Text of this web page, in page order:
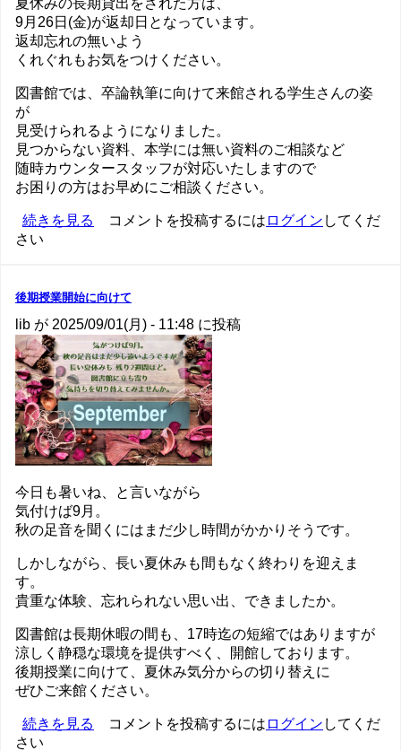
夏休みの長期貸出をされた方は、
9月26日(金)が返却日となっています。
返却忘れの無いよう
くれぐれもお気をつけください。
図書館では、卒論執筆に向けて来館される学生さんの姿
が
見受けられるようになりました。
見つからない資料、本学には無い資料のご相談など
随時カウンタースタッフが対応いたしますので
お困りの方はお早めにご相談ください。
秋
の
の
続きを見る コメントを投稿するには ログイン してくだ
さい
後期授業開始に向けて
lib が 2025/09/01(月) - 11:48 に投稿
今日も暑いね、と言いながら
気付けば9月。
秋の足音を聞くにはまだ少し時間がかかりそうです。
しかしながら、長い夏休みも間もなく終わりを迎えま
す。
貴重な体験、忘れられない思い出、できましたか。
図書館は長期休暇の間も、17時迄の短縮ではありますが
涼しく静穏な環境を提供すべく、開館しております。
後期授業に向けて、夏休み気分からの切り替えに
ぜひご来館ください。
後
期
続きを見る コメントを投稿するには ログイン してくだ
さい